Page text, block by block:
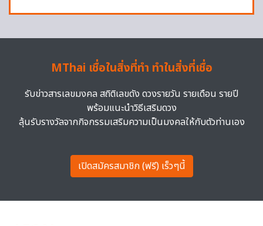
MThai เชื่อในสิ่งที่ทำ ทำในสิ่งที่เชื่อ
รับข่าวสารเลขมงคล สถิติเลขดัง ดวงรายวัน รายเดือน รายปี
พร้อมแนะนำวิธีเสริมดวง
ลุ้นรับรางวัลจากกิจกรรมเสริมความเป็นมงคลให้กับตัวท่านเอง
เปิดสมัครสมาชิก (ฟรี) เร็วๆนี้